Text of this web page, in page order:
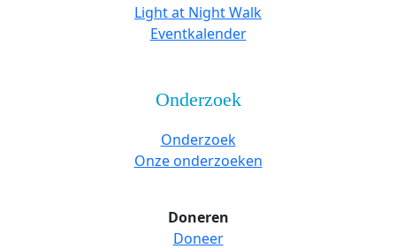
Light at Night Walk
Eventkalender
Onderzoek
Onderzoek
Onze onderzoeken
Doneren
Doneer